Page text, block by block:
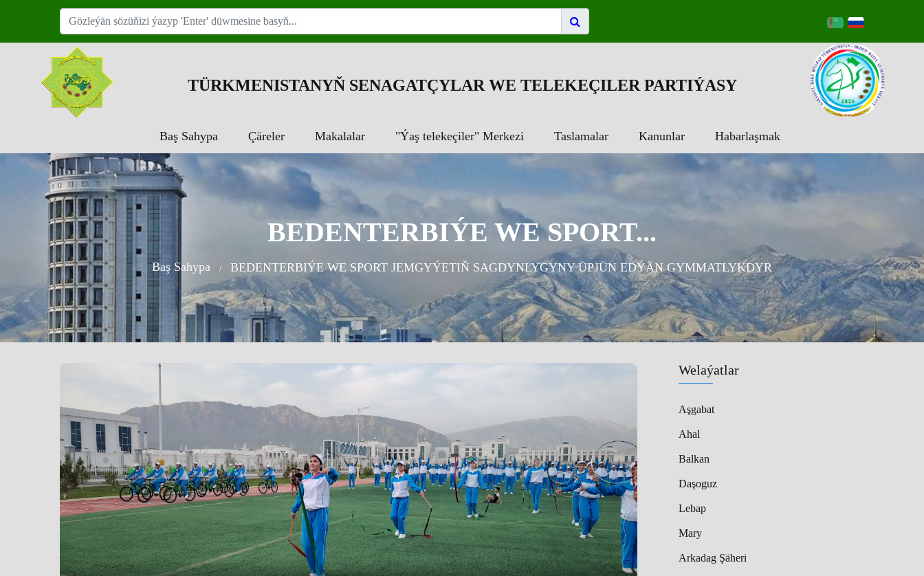
TÜRKMENISTANYŇ SENAGATÇYLAR WE TELEKEÇILER PARTIÝASY
Baş Sahypa Çäreler Makalalar "Ýaş telekeçiler" Merkezi Taslamalar Kanunlar Habarlaşmak
BEDENTERBIÝE WE SPORT...
Baş Sahypa BEDENTERBIÝE WE SPORT JEMGYÝETIŇ SAGDYNLYGYNY ÜPJÜN EDÝÄN GYMMATLYKDYR
Welaýatlar
Aşgabat
Ahal
Balkan
Daşoguz
Lebap
Mary
Arkadag Şäheri